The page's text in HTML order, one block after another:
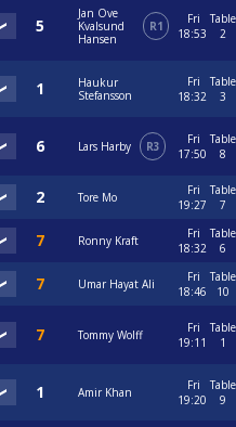
Jan Ove
Kvalsund
Hansen
R1
Fri
18:53
Table
2
Haukur
Stefansson
Fri
18:32
Table
3
Lars Harby R3
Fri
17:50
Table
8
Tore Mo
Fri
19:27
Table
7
Ronny Kraft
Fri
18:32
Table
6
Umar Hayat Ali
Fri
18:46
Table
10
Tommy Wolff
Fri
19:11
Table
1
Amir Khan
Fri
19:20
Table
9